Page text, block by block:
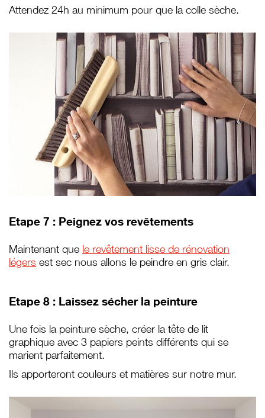
Attendez 24h au minimum pour que la colle sèche.
Etape 7 : Peignez vos revêtements
Maintenant que le revêtement lisse de rénovation
légers est sec nous allons le peindre en gris clair.
Etape 8 : Laissez sécher la peinture
Une fois la peinture sèche, créer la tête de lit
graphique avec 3 papiers peints différents qui se
marient parfaitement.
Ils apporteront couleurs et matières sur notre mur.